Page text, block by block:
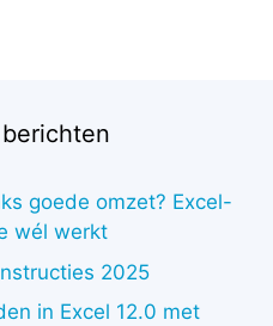
goede omzet? Excel-
wél werkt
2025
in Excel 12.0 met